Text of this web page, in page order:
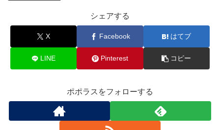
シェアする
X Facebook はてブ
LINE Pinterest コピー
ポポラスをフォローする